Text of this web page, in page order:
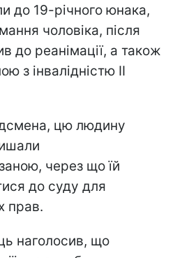
до 19-річного юнака,
чоловіка, після
до реанімації, а також
з інвалідністю II
цю людину
через що їй
до суду для
прав.
наголосив, що